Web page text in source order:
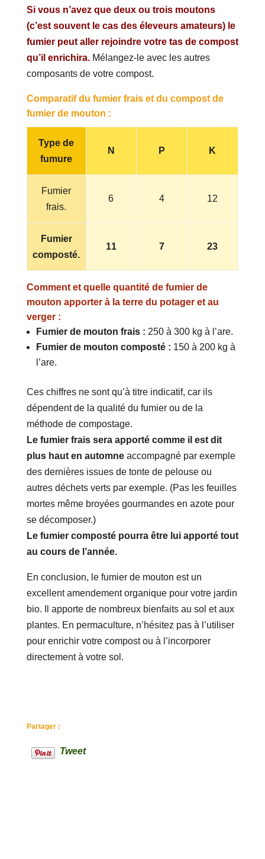
Si vous n’avez que deux ou trois moutons
(c’est souvent le cas des éleveurs amateurs) le
fumier peut aller rejoindre votre tas de compost
qu’il enrichira.Mélangez-le avec les autres
composants de votre compost.
Comparatif du fumier frais et du compost de
fumier de mouton :
Type de
fumure
N P K
Fumier
frais.
6 4 12
Fumier
composté.
11 7 23
Comment et quelle quantité de fumier de
mouton apporter à la terre du potager et au
verger :
Fumier de mouton frais : 250 à 300 kg à l’are.
Fumier de mouton composté : 150 à 200 kg à
l’are.
Ces chiffres ne sont qu’à titre indicatif, car ils
dépendent de la qualité du fumier ou de la
méthode de compostage.
Le fumier frais sera apporté comme il est dit
plus haut en automneaccompagné par exemple
des dernières issues de tonte de pelouse ou
autres déchets verts par exemple. (Pas les feuilles
mortes même broyées gourmandes en azote pour
se décomposer.)
Le fumier composté pourra être lui apporté tout
au cours de l’année.
En conclusion, le fumier de mouton est un
excellent amendement organique pour votre jardin
bio. Il apporte de nombreux bienfaits au sol et aux
plantes. En permaculture, n’hésitez pas à l’utiliser
pour enrichir votre compost ou à l’incorporer
directement à votre sol.
Partager :
Tweet